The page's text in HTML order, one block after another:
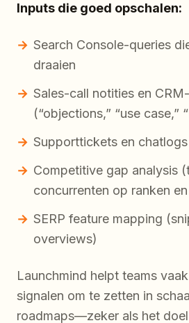
Inputs die goed opschalen:
Search Console-queries
draaien
Sales-call notities en
(“objections,” “use case,”
Supporttickets en chatlogs
Competitive gap analysis
concurrenten op ranken
SERP feature mapping
overviews)
Launchmind helpt teams
signalen om te zetten in
roadmaps—zeker als het